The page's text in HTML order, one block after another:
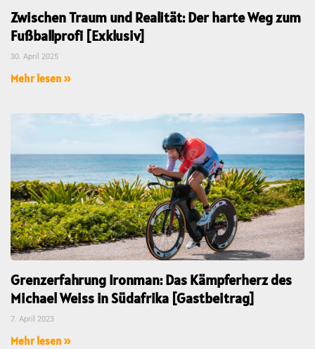
Zwischen Traum und Realität: Der harte Weg zum
Fußballprofi [Exklusiv]
30. April 2025
Mehr lesen »
Grenzerfahrung Ironman: Das Kämpferherz des
Michael Weiss in Südafrika [Gastbeitrag]
7. April 2023
Mehr lesen »